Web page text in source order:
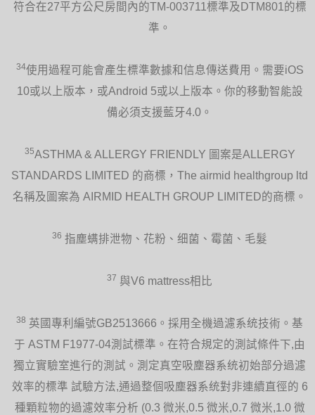
符合在27平方公尺房間內的TM-003711標準及DTM801的標
準。
34使用過程可能會產生標準數據和信息傳送費用。需要iOS
10或以上版本，或Android 5或以上版本。你的移動智能設
備必須支援藍牙4.0。
35ASTHMA & ALLERGY FRIENDLY 圖案是ALLERGY
STANDARDS LIMITED 的商標，The airmid healthgroup ltd
名稱及圖案為 AIRMID HEALTH GROUP LIMITED的商標。
36 指塵螨排泄物、花粉、细菌、霉菌、毛髮
37 與V6 mattress相比
38 英國專利編號GB2513666。採用全機過濾系统技術。基
于 ASTM F1977-04測試標準。在符合規定的測試條件下,由
獨立實驗室進行的測試。測定真空吸塵器系统初始部分過濾
效率的標準 試驗方法,通過整個吸塵器系统對非連續直徑的 6
種顆粒物的過濾效率分析 (0.3 微米,0.5 微米,0.7 微米,1.0 微